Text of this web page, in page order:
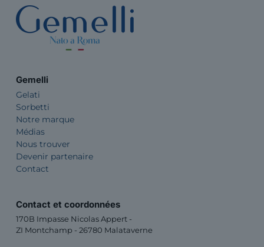
Gemelli
Gelati
Sorbetti
Notre marque
Médias
Nous trouver
Devenir partenaire
Contact
Contact et coordonnées
170B Impasse Nicolas Appert -
ZI Montchamp - 26780 Malataverne